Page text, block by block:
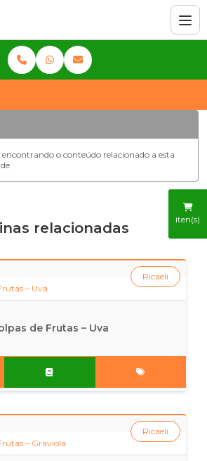
iten(s)
o conteúdo relacionado a esta
relacionadas
de Frutas – Uva
Ricaeli
Ricaeli